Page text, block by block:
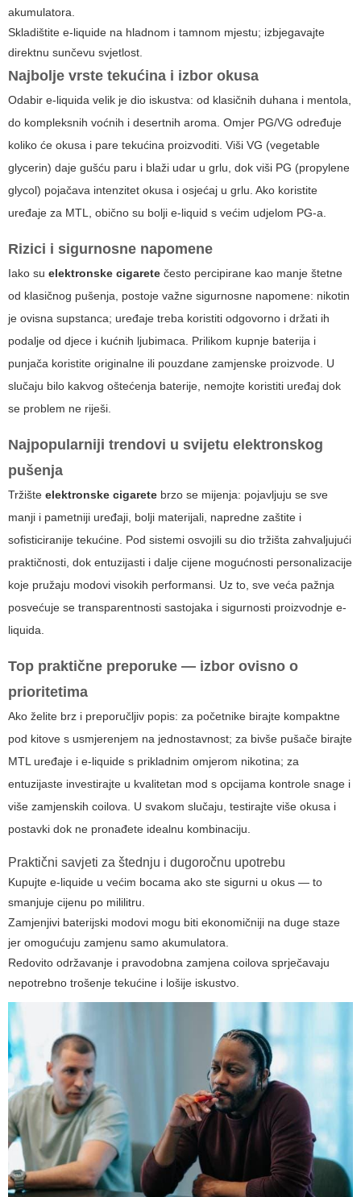
akumulatora.
Skladištite e-liquide na hladnom i tamnom mjestu; izbjegavajte
direktnu sunčevu svjetlost.
Najbolje vrste tekućina i izbor okusa
Odabir e-liquida velik je dio iskustva: od klasičnih duhana i mentola,
do kompleksnih voćnih i desertnih aroma. Omjer PG/VG određuje
koliko će okusa i pare tekućina proizvoditi. Viši VG (vegetable
glycerin) daje gušću paru i blaži udar u grlu, dok viši PG (propylene
glycol) pojačava intenzitet okusa i osjećaj u grlu. Ako koristite
uređaje za MTL, obično su bolji e-liquid s većim udjelom PG-a.
Rizici i sigurnosne napomene
Iako su elektronske cigarete često percipirane kao manje štetne
od klasičnog pušenja, postoje važne sigurnosne napomene: nikotin
je ovisna supstanca; uređaje treba koristiti odgovorno i držati ih
podalje od djece i kućnih ljubimaca. Prilikom kupnje baterija i
punjača koristite originalne ili pouzdane zamjenske proizvode. U
slučaju bilo kakvog oštećenja baterije, nemojte koristiti uređaj dok
se problem ne riješi.
Najpopularniji trendovi u svijetu elektronskog
pušenja
Tržište elektronske cigarete brzo se mijenja: pojavljuju se sve
manji i pametniji uređaji, bolji materijali, napredne zaštite i
sofisticiranije tekućine. Pod sistemi osvojili su dio tržišta zahvaljujući
praktičnosti, dok entuzijasti i dalje cijene mogućnosti personalizacije
koje pružaju modovi visokih performansi. Uz to, sve veća pažnja
posvećuje se transparentnosti sastojaka i sigurnosti proizvodnje e-
liquida.
Top praktične preporuke — izbor ovisno o
prioritetima
Ako želite brz i preporučljiv popis: za početnike birajte kompaktne
pod kitove s usmjerenjem na jednostavnost; za bivše pušače birajte
MTL uređaje i e-liquide s prikladnim omjerom nikotina; za
entuzijaste investirajte u kvalitetan mod s opcijama kontrole snage i
više zamjenskih coilova. U svakom slučaju, testirajte više okusa i
postavki dok ne pronađete idealnu kombinaciju.
Praktični savjeti za štednju i dugoročnu upotrebu
Kupujte e-liquide u većim bocama ako ste sigurni u okus — to
smanjuje cijenu po mililitru.
Zamjenjivi baterijski modovi mogu biti ekonomičniji na duge staze
jer omogućuju zamjenu samo akumulatora.
Redovito održavanje i pravodobna zamjena coilova sprječavaju
nepotrebno trošenje tekućine i lošije iskustvo.